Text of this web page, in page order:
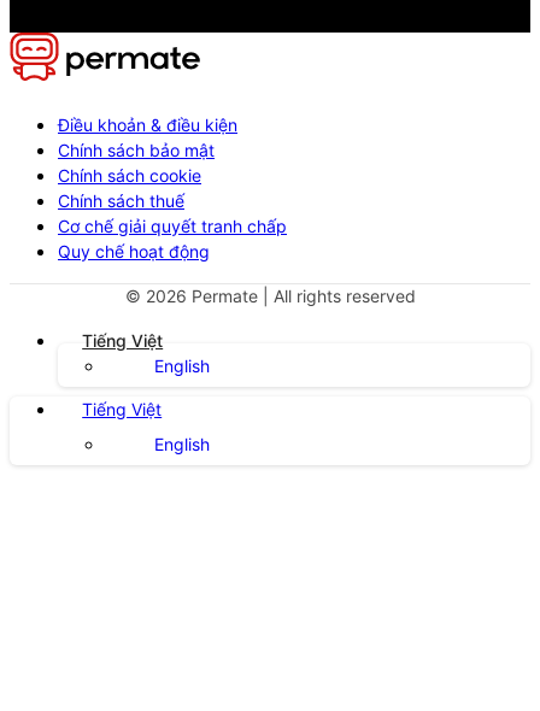
Điều khoản & điều kiện
Chính sách bảo mật
Chính sách cookie
Chính sách thuế
Cơ chế giải quyết tranh chấp
Quy chế hoạt động
© 2026 Permate | All rights reserved
Tiếng Việt
English
Tiếng Việt
English